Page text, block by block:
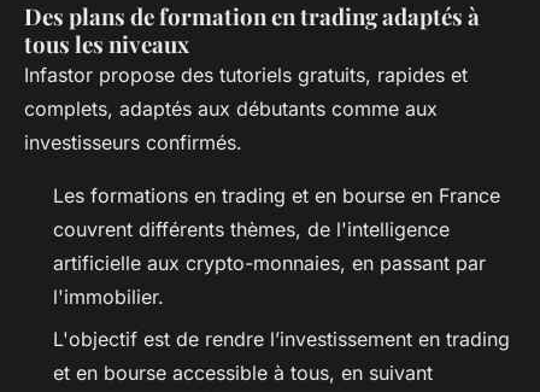
Des plans de formation en trading adaptés à
tous les niveaux
Infastor propose des tutoriels gratuits, rapides et
complets, adaptés aux débutants comme aux
investisseurs confirmés.
Les formations en trading et en bourse en France
couvrent différents thèmes, de l'intelligence
artificielle aux crypto-monnaies, en passant par
l'immobilier.
L'objectif est de rendre l’investissement en trading
et en bourse accessible à tous, en suivant